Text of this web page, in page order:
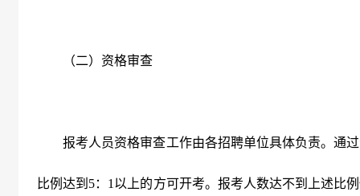
（二）资格审查
报考人员资格审查工作由各招聘单位具体负责。通过
比例达到 5： 1 以上的方可开考。报考人数达不到上述比